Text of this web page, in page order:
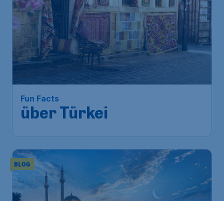
Fun Facts
über Türkei
BLOG